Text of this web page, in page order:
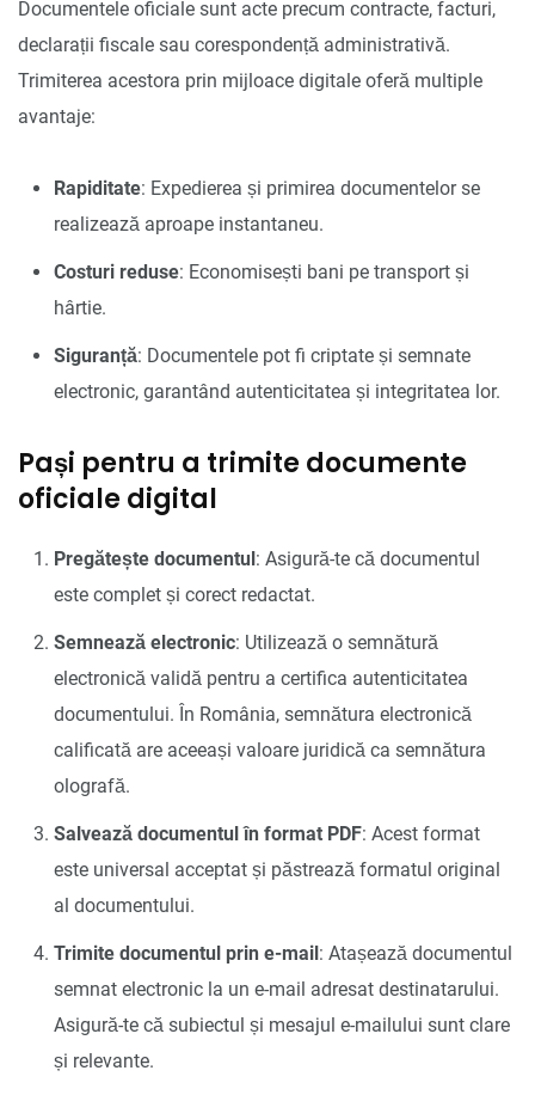
Documentele oficiale sunt acte precum contracte, facturi,
declarații fiscale sau corespondență administrativă.
Trimiterea acestora prin mijloace digitale oferă multiple
avantaje:
Rapiditate: Expedierea și primirea documentelor se
realizează aproape instantaneu.
Costuri reduse: Economisești bani pe transport și
hârtie.
Siguranță: Documentele pot fi criptate și semnate
electronic, garantând autenticitatea și integritatea lor.
Pași pentru a trimite documente
oficiale digital
Pregătește documentul: Asigură-te că documentul
este complet și corect redactat.
Semnează electronic: Utilizează o semnătură
electronică validă pentru a certifica autenticitatea
documentului. În România, semnătura electronică
calificată are aceeași valoare juridică ca semnătura
olografă.
Salvează documentul în format PDF: Acest format
este universal acceptat și păstrează formatul original
al documentului.
Trimite documentul prin e-mail: Atașează documentul
semnat electronic la un e-mail adresat destinatarului.
Asigură-te că subiectul și mesajul e-mailului sunt clare
și relevante.